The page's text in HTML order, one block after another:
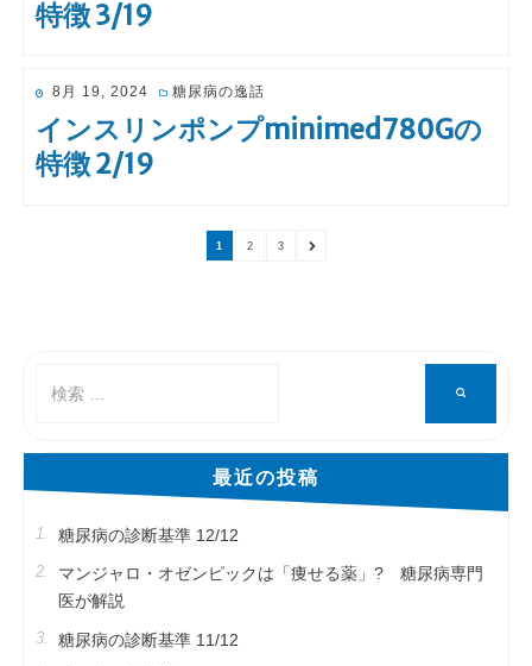
特徴 3/19
投
日:
8月 19, 2024 糖尿病の逸話
インスリンポンプminimed780Gの
特徴 2/19
ペ
ー
1
ペ
2
ペ
3
次
象:
最近の投稿
糖尿病の診断基準 12/12
マンジャロ・オゼンピックは「痩せる薬」? 糖尿病専門
医が解説
糖尿病の診断基準 11/12